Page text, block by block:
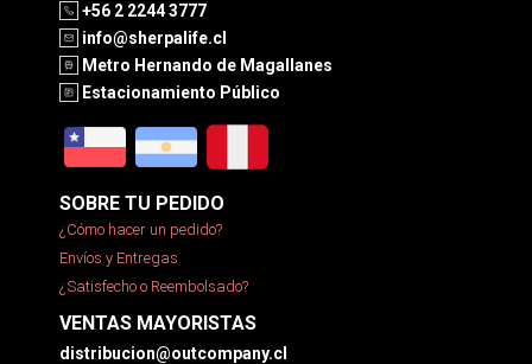
+56 2 2244 3777
info@sherpalife.cl
Metro Hernando de Magallanes
Estacionamiento Público
SOBRE TU PEDIDO
¿Cómo hacer un pedido?
Envíos y Entregas
¿Satisfecho o Reembolsado?
VENTAS MAYORISTAS
distribucion@outcompany.cl